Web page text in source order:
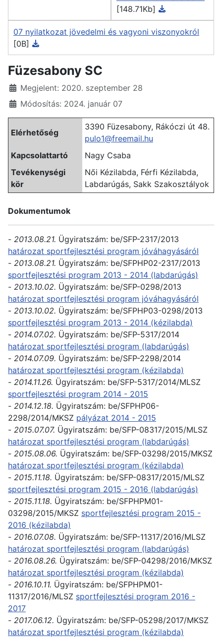
[148.71Kb]
07 nyilatkozat jövedelmi és vagyoni viszonyokról
[0B]
Füzesabony SC
Részletek
Megjelent: 2020. szeptember 28
Módosítás: 2024. január 07
Elérhetőség
3390 Füzesabony, Rákóczi út 48.
pulo1@freemail.hu
Kapcsolattartó
Nagy Csaba
Tevékenységi
kör
Női Kézilabda, Férfi Kézilabda,
Labdarúgás, Sakk Szakosztályok
Dokumentumok
- 2013.08.21. Ügyiratszám: be/SFP-2317/2013
határozat sportfejlesztési program jóváhagyásáról
- 2013.08.21. Ügyiratszám: be/SFPHP02-2317/2013
sportfejlesztési program 2013 - 2014 (labdarúgás)
- 2013.10.02. Ügyiratszám: be/SFP-0298/2013
határozat sportfejlesztési program jóváhagyásáról
- 2013.10.02. Ügyiratszám: be/SFPHP03-0298/2013
sportfejlesztési program 2013 - 2014 (kézilabda)
- 2014.07.02. Ügyiratszám: be/SFP-5317/2014
határozat sportfejlesztési program (labdarúgás)
- 2014.07.09. Ügyiratszám: be/SFP-2298/2014
határozat sportfejlesztési program (kézilabda)
- 2014.11.26. Ügyiratszám: be/SFP-5317/2014/MLSZ
sportfejlesztési program 2014 - 2015
- 2014.12.18. Ügyiratszám: be/SFPHP06-
2298/2014/MKSZ pályázat 2014 - 2015
- 2015.07.07. Ügyiratszám: be/SFP-08317/2015/MLSZ
határozat sportfejlesztési program (labdarúgás)
- 2015.08.06. Ügyiratszám: be/SFP-03298/2015/MKSZ
határozat sportfejlesztési program (kézilabda)
- 2015.11.18. Ügyiratszám: be/SFP-08317/2015/MLSZ
sportfejlesztési program 2015 - 2016 (labdarúgás)
- 2015.11.18. Ügyiratszám: be/SFPHPM01-
03298/2015/MKSZ sportfejlesztési program 2015 -
2016 (kézilabda)
- 2016.07.08. Ügyiratszám: be/SFP-11317/2016/MLSZ
határozat sportfejlesztési program (labdarúgás)
- 2016.08.26. Ügyiratszám: be/SFP-04298/2016/MKSZ
határozat sportfejlesztési program (kézilabda)
- 2016.10.11. Ügyiratszám: be/SFPHPM01-
11317/2016/MLSZ sportfejlesztési program 2016 -
2017
- 2017.06.12. Ügyiratszám: be/SFP-05298/2017/MKSZ
határozat sportfejlesztési program (kézilabda)